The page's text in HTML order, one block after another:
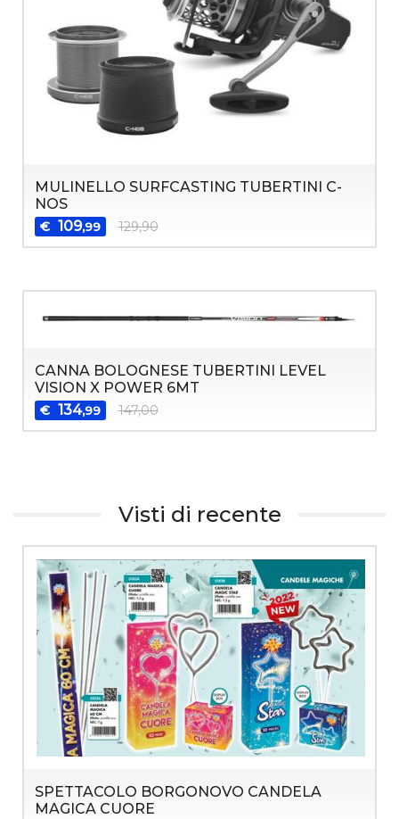
MULINELLO SURFCASTING TUBERTINI C-
NOS
€ 109,99 129,90
CANNA BOLOGNESE TUBERTINI LEVEL
VISION X POWER 6MT
€ 134,99 147,00
Visti di recente
SPETTACOLO BORGONOVO CANDELA
MAGICA CUORE